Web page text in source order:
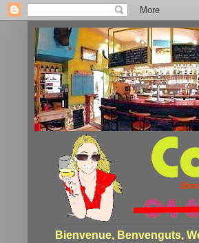
Bienvenue, Benvenguts,